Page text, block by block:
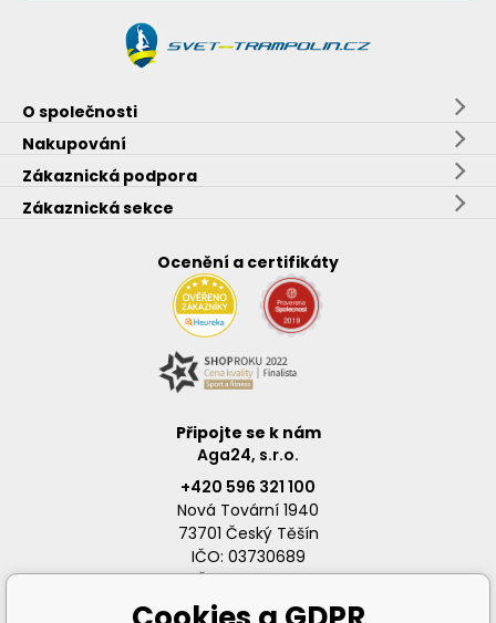
O společnosti
Nakupování
Zákaznická podpora
Zákaznická sekce
Ocenění a certifikáty
Připojte se k nám
Aga24, s.r.o.
+420 596 321 100
Nová Tovární 1940
73701 Český Těšín
IČO: 03730689
DIČ: CZ03730689